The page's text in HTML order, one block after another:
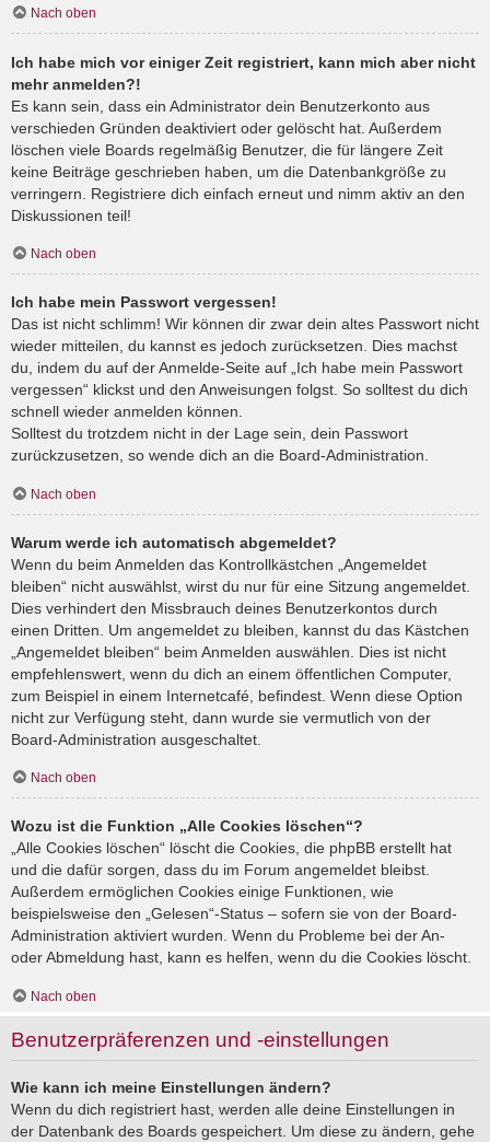
Nach oben
Ich habe mich vor einiger Zeit registriert, kann mich aber nicht
mehr anmelden?!
Es kann sein, dass ein Administrator dein Benutzerkonto aus
verschieden Gründen deaktiviert oder gelöscht hat. Außerdem
löschen viele Boards regelmäßig Benutzer, die für längere Zeit
keine Beiträge geschrieben haben, um die Datenbankgröße zu
verringern. Registriere dich einfach erneut und nimm aktiv an den
Diskussionen teil!
Nach oben
Ich habe mein Passwort vergessen!
Das ist nicht schlimm! Wir können dir zwar dein altes Passwort nicht
wieder mitteilen, du kannst es jedoch zurücksetzen. Dies machst
du, indem du auf der Anmelde-Seite auf „Ich habe mein Passwort
vergessen“ klickst und den Anweisungen folgst. So solltest du dich
schnell wieder anmelden können.
Solltest du trotzdem nicht in der Lage sein, dein Passwort
zurückzusetzen, so wende dich an die Board-Administration.
Nach oben
Warum werde ich automatisch abgemeldet?
Wenn du beim Anmelden das Kontrollkästchen „Angemeldet
bleiben“ nicht auswählst, wirst du nur für eine Sitzung angemeldet.
Dies verhindert den Missbrauch deines Benutzerkontos durch
einen Dritten. Um angemeldet zu bleiben, kannst du das Kästchen
„Angemeldet bleiben“ beim Anmelden auswählen. Dies ist nicht
empfehlenswert, wenn du dich an einem öffentlichen Computer,
zum Beispiel in einem Internetcafé, befindest. Wenn diese Option
nicht zur Verfügung steht, dann wurde sie vermutlich von der
Board-Administration ausgeschaltet.
Nach oben
Wozu ist die Funktion „Alle Cookies löschen“?
„Alle Cookies löschen“ löscht die Cookies, die phpBB erstellt hat
und die dafür sorgen, dass du im Forum angemeldet bleibst.
Außerdem ermöglichen Cookies einige Funktionen, wie
beispielsweise den „Gelesen“-Status – sofern sie von der Board-
Administration aktiviert wurden. Wenn du Probleme bei der An-
oder Abmeldung hast, kann es helfen, wenn du die Cookies löscht.
Nach oben
Benutzerpräferenzen und -einstellungen
Wie kann ich meine Einstellungen ändern?
Wenn du dich registriert hast, werden alle deine Einstellungen in
der Datenbank des Boards gespeichert. Um diese zu ändern, gehe